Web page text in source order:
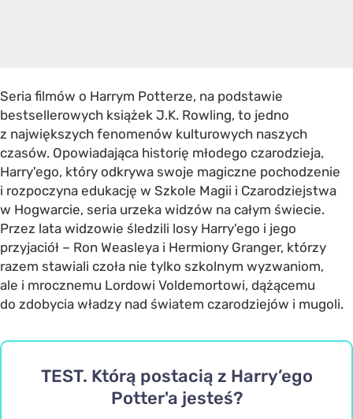
Seria filmów o Harrym Potterze, na podstawie
bestsellerowych książek J.K. Rowling, to jedno
z największych fenomenów kulturowych naszych
czasów. Opowiadająca historię młodego czarodzieja,
Harry'ego, który odkrywa swoje magiczne pochodzenie
i rozpoczyna edukację w Szkole Magii i Czarodziejstwa
w Hogwarcie, seria urzeka widzów na całym świecie.
Przez lata widzowie śledzili losy Harry'ego i jego
przyjaciół – Ron Weasleya i Hermiony Granger, którzy
razem stawiali czoła nie tylko szkolnym wyzwaniom,
ale i mrocznemu Lordowi Voldemortowi, dążącemu
do zdobycia władzy nad światem czarodziejów i mugoli.
TEST. Którą postacią z Harry’ego
Potter'a jesteś?